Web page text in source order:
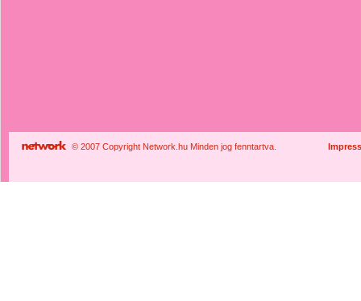
© 2007 Copyright Network.hu Minden jog fenntartva.